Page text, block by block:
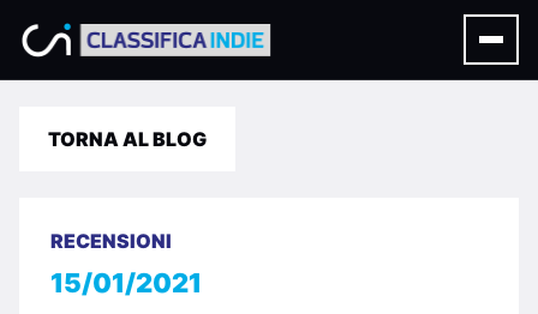
TORNA AL BLOG
RECENSIONI
15/01/2021